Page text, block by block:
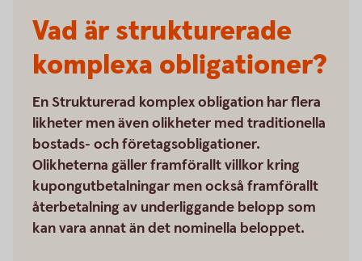
Vad är strukturerade
komplexa obligationer?
En Strukturerad komplex obligation har flera
likheter men även olikheter med traditionella
bostads- och företagsobligationer.
Olikheterna gäller framförallt villkor kring
kupongutbetalningar men också framförallt
återbetalning av underliggande belopp som
kan vara annat än det nominella beloppet.